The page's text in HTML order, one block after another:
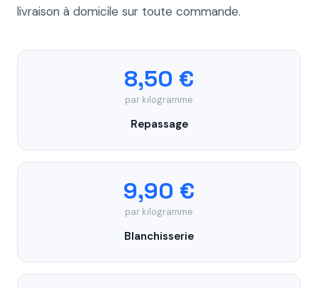
livraison à domicile sur toute commande.
8,50 €
par kilogramme
Repassage
9,90 €
par kilogramme
Blanchisserie